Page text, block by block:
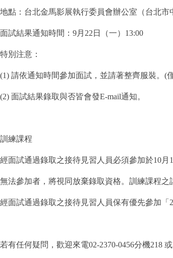
地點：台北金馬影展執行委員會辦公室（台北市
面試結果通知時間：9月22日（一）13:00
特別注意：
(1) 請依通知時間參加面試，並請著整齊服裝。(
(2) 面試結果錄取與否皆會發E-mail通知。
訓練課程
經面試通過錄取之接待見習人員必須參加於10月
無法參加者，將視同放棄錄取資格。訓練課程之
經面試通過錄取之接待見習人員保有優先參加「
若有任何疑問，歡迎來電02-2370-0456分機218